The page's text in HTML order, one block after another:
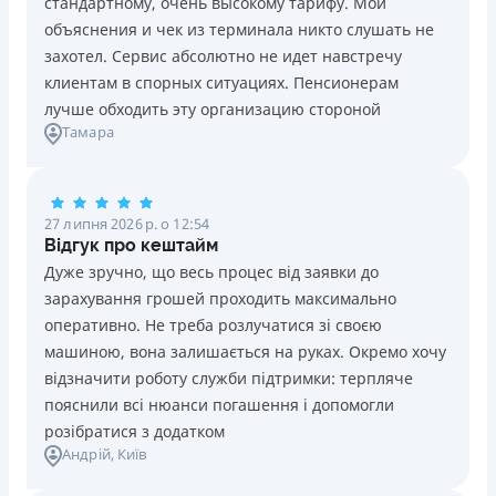
Ліцензія НБУ №10
Вся інформація про кредит
Знижена процентна ставка 0,01% в день для нових
клієнтів на період від 3 до 30 днів (після цього діє
стандартна ставка 1%)
Запитуються лише дані паспорта, ІПН, номер
банківської картки й телефону
Оформляються кредити онлайн 24/7. Розглядаються
кредитною історією
Переказуються гроші на банківську картку відразу
після підписання електронного договору про надання
кредиту
Даруються знижки до -99% постійним клієнтам на
майбутні кредити згідно з програмою лояльності
Програма лояльності для постійних клієнтів
Цілодобова підтримка в Viber, Telegram, Facebook
Недоліки
Нема кредиту для юросіб (ФОП)
объяснения и чек из терминала никто слушать не
захотел. Сервис абсолютно не идет навстречу
клиентам в спорных ситуациях. Пенсионерам
лучше обходить эту организацию стороной
Тамара
27 липня 2026 р. о 12:54
Відгук про кештайм
Дуже зручно, що весь процес від заявки до
зарахування грошей проходить максимально
оперативно. Не треба розлучатися зі своєю
машиною, вона залишається на руках. Окремо хочу
відзначити роботу служби підтримки: терпляче
пояснили всі нюанси погашення і допомогли
розібратися з додатком
Андрій, Київ